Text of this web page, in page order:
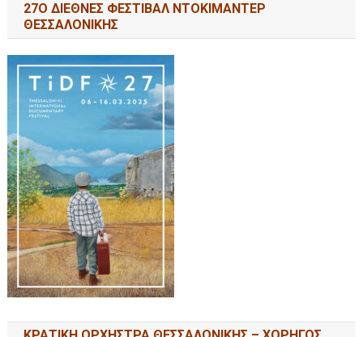
27Ο ΔΙΕΘΝΕΣ ΦΕΣΤΙΒΑΛ ΝΤΟΚΙΜΑΝΤΕΡ
ΘΕΣΣΑΛΟΝΙΚΗΣ